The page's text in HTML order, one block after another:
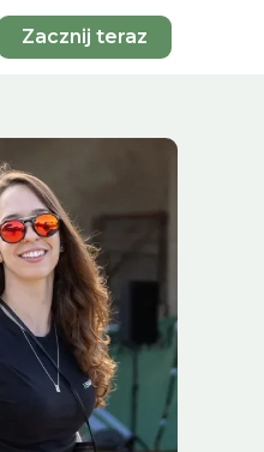
Zacznij teraz